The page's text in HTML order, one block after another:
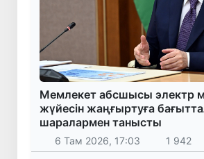
Мемлекет абсшысы электр
жүйесін жаңғыртуға
шаралармен танысты
6 Там 2026, 17:03 1 942